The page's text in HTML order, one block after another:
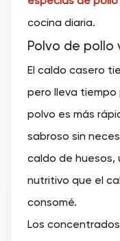
cocina diaria.
Polvo de pollo
El caldo casero
pero lleva tiempo
polvo es más
sabroso sin
caldo de huesos,
nutritivo que el
consomé.
Los